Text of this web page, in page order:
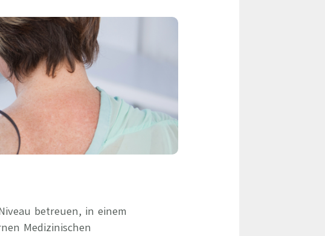
Weitere Services
Fragen & Antworten
Bewerbungscoach
Empfehlungsprogramm
Erfolgsbasierte Personalvermittlung
Mandatierte Personalvermittlung
Sanovetis Care+
betreuen, in einem
Medizinischen